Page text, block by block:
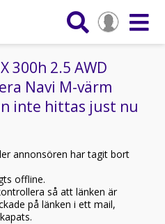
300h 2.5 AWD
Navi M-värm
inte hittas just nu
annonsören har tagit bort
offline.
så att länken är
på länken i ett mail,